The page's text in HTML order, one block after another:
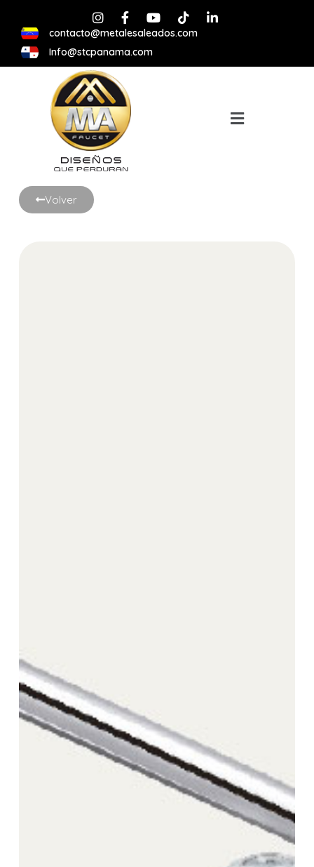
contacto@metalesaleados.com
Info@stcpanama.com
Volver